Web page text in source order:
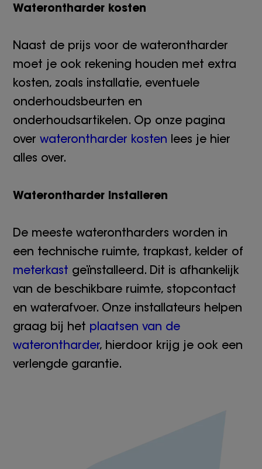
Waterontharder kosten
Naast de prijs voor de waterontharder
moet je ook rekening houden met extra
kosten, zoals installatie, eventuele
onderhoudsbeurten en
onderhoudsartikelen. Op onze pagina
overwaterontharder kosten lees je hier
alles over.
Waterontharder installeren
De meeste waterontharders worden in
een technische ruimte, trapkast, kelder of
meterkast geïnstalleerd. Dit is afhankelijk
van de beschikbare ruimte, stopcontact
en waterafvoer. Onze installateurs helpen
graag bij het plaatsen van de
waterontharder, hierdoor krijg je ook een
verlengde garantie.